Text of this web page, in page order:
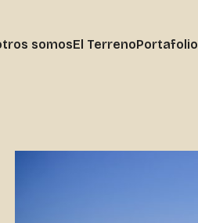
somosEl TerrenoPortafolio